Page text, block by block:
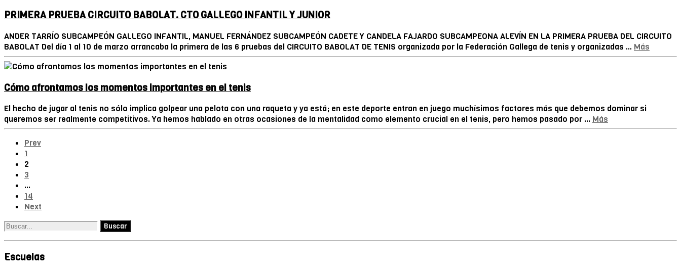
PRIMERA PRUEBA CIRCUITO BABOLAT. CTO GALLEGO INFANTIL Y JUNIOR
ANDER TARRÍO SUBCAMPEÓN GALLEGO INFANTIL, MANUEL FERNÁNDEZ SUBCAMPEÓN CADETE Y CANDELA FAJARDO SUBCAMPEONA ALEVÍN EN LA PRIMERA PRUEBA DEL CIRCUITO
BABOLAT Del día 1 al 10 de marzo arrancaba la primera de las 6 pruebas del CIRCUITO BABOLAT DE TENIS organizada por la Federación Gallega de tenis y organizadas ... Más
Cómo afrontamos los momentos importantes en el tenis
El hecho de jugar al tenis no sólo implica golpear una pelota con una raqueta y ya está; en este deporte entran en juego muchísimos factores más que debemos dominar si
queremos ser realmente competitivos. Ya hemos hablado en otras ocasiones de la mentalidad como elemento crucial en el tenis, pero hemos pasado por ... Más
Prev
1
2
3
…
14
Next
Escuelas